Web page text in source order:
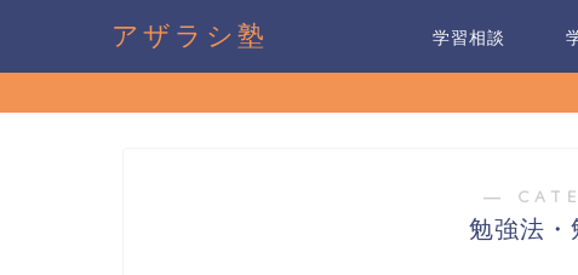
アザラシ塾 学習相談
―
勉強法・